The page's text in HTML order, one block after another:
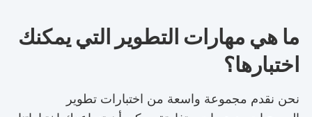
ما هي مهارات التطوير التي يمكنك
اختبارها؟
نحن نقدم مجموعة واسعة من اختبارات تطوير